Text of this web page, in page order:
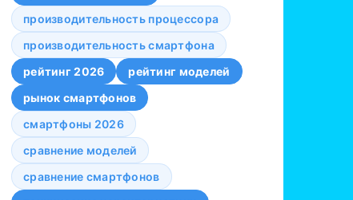
производительность процессора
производительность смартфона
рейтинг 2026
рейтинг моделей
рынок смартфонов
смартфоны 2026
сравнение моделей
сравнение смартфонов